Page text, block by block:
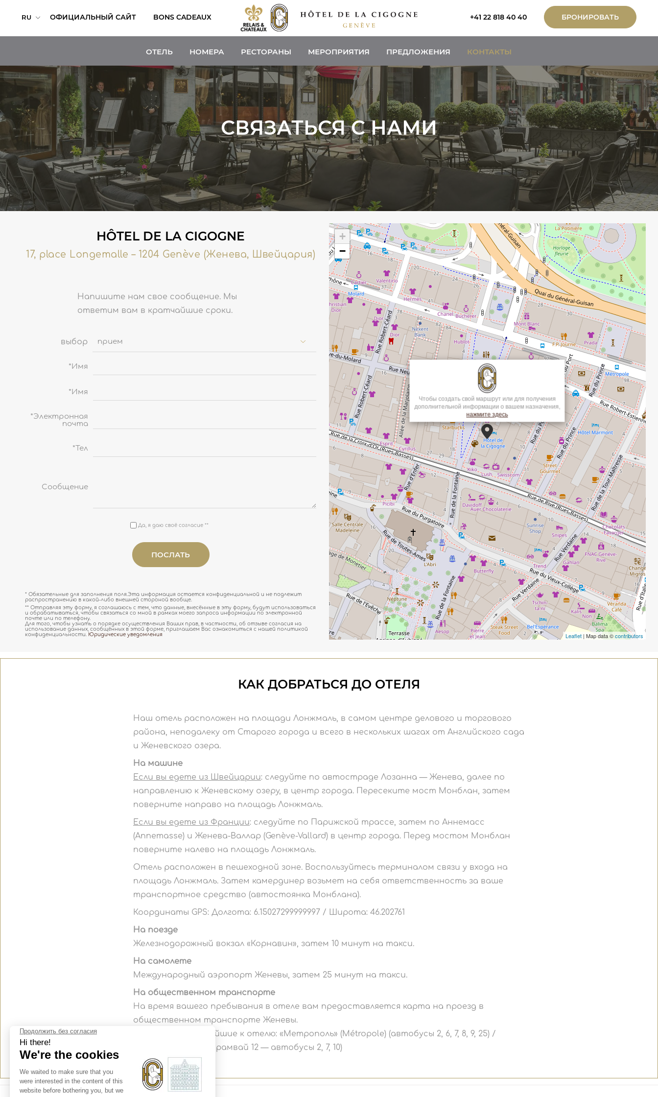
RU ОФИЦИАЛЬНЫЙ САЙТ BONS CADEAUX +41 22 818 40 40 БРОНИРОВАТЬ
ОТЕЛЬ НОМЕРА РЕСТОРАНЫ МЕРОПРИЯТИЯ ПРЕДЛОЖЕНИЯ КОНТАКТЫ
СВЯЗАТЬСЯ С НАМИ
HÔTEL DE LA CIGOGNE
17, place Longemalle – 1204 Genève (Женева, Швейцария)
Напишите нам свое сообщение. Мы
ответим вам в кратчайшие сроки.
выбор
*Имя
*Имя
*Электронная
почта
*Тел
Cообщение
Да, я даю своё согласие **
ПОСЛАТЬ
* Обязательные для заполнения поля.Эта информация остается конфиденциальной и не подлежит
распространению в какой-либо внешней стороной вообще.
** Отправляя эту форму, я соглашаюсь с тем, что данные, внесённые в эту форму, будут использоваться
и обрабатываться, чтобы связаться со мной в рамках моего запроса информации по электронной
почте или по телефону.
Для того, чтобы узнать о порядке осуществления Ваших прав, в частности, об отзыве согласия на
использование данных, сообщённых в этой форме, приглашаем Вас ознакомиться с нашей политикой
конфиденциальности. Юридические уведомления
Чтобы создать свой маршрут или для получения
дополнительной информации о вашем назначения,
нажмите здесь
+
−
Leaflet | Map data ©contributors
КАК ДОБРАТЬСЯ ДО ОТЕЛЯ
Наш отель расположен на площади Лонжмаль, в самом центре делового и торгового
района, неподалеку от Старого города и всего в нескольких шагах от Английского сада
и Женевского озера.
На машине
Если вы едете из Швейцарии: следуйте по автостраде Лозанна — Женева, далее по
направлению к Женевскому озеру, в центр города. Пересеките мост Монблан, затем
поверните направо на площадь Лонжмаль.
Если вы едете из Франции: следуйте по Парижской трассе, затем по Аннемасс
(Annemasse) и Женева-Валлар (Genève-Vallard) в центр города. Перед мостом Монблан
поверните налево на площадь Лонжмаль.
Отель расположен в пешеходной зоне. Воспользуйтесь терминалом связи у входа на
площадь Лонжмаль. Затем камердинер возьмет на себя ответственность за ваше
транспортное средство (автостоянка Монблана).
Координаты GPS: Долгота: 6.15027299999997 / Широта: 46.202761
На поезде
Железнодорожный вокзал «Корнавин», затем 10 минут на такси.
На самолете
Международный аэропорт Женевы, затем 25 минут на такси.
На общественном транспорте
На время вашего пребывания в отеле вам предоставляется карта на проезд в
общественном транспорте Женевы.
Остановки, ближайшие к отелю: «Метрополь» (Métropole) (автобусы 2, 6, 7, 8, 9, 25) /
«Моляр» (Molard) (трамвай 12 — автобусы 2, 7, 10)